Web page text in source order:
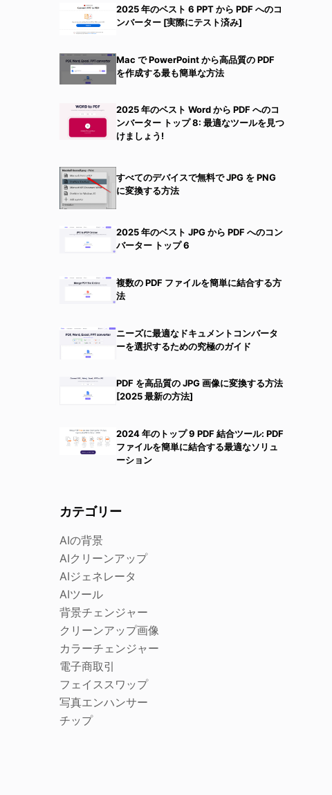
2025 年のベスト 6 PPT から PDF へのコ
ンバーター [実際にテスト済み]
Mac で PowerPoint から高品質の PDF
を作成する最も簡単な方法
2025 年のベスト Word から PDF へのコ
ンバーター トップ 8: 最適なツールを見つ
けましょう!
すべてのデバイスで無料で JPG を PNG
に変換する方法
2025 年のベスト JPG から PDF へのコン
バーター トップ 6
複数の PDF ファイルを簡単に結合する方
法
ニーズに最適なドキュメントコンバータ
ーを選択するための究極のガイド
PDF を高品質の JPG 画像に変換する方法
[2025 最新の方法]
2024 年のトップ 9 PDF 結合ツール: PDF
ファイルを簡単に結合する最適なソリュ
ーション
カテゴリー
AIの背景
AIクリーンアップ
AIジェネレータ
AIツール
背景チェンジャー
クリーンアップ画像
カラーチェンジャー
電子商取引
フェイススワップ
写真エンハンサー
チップ